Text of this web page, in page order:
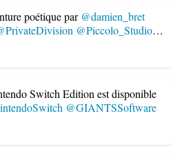
poétique par @damien_bret
@Piccolo_Studio…
Switch Edition est disponible
@GIANTSSoftware